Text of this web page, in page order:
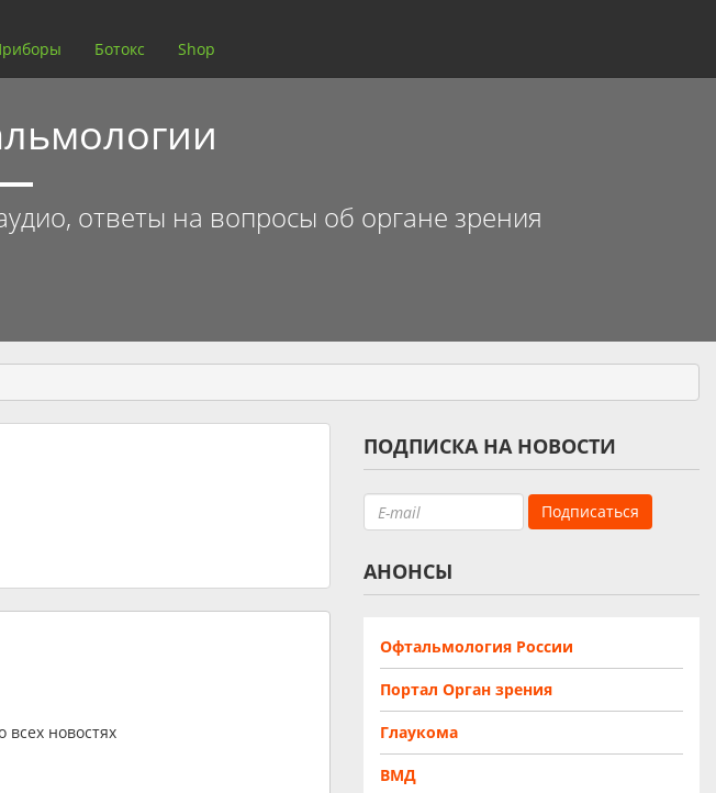
ответы на вопросы об органе зрения
Ботокс Shop
новостях
ПОДПИСКА НА НОВОСТИ
АНОНСЫ
Офтальмология России
Портал Орган зрения
Глаукома
ВМД